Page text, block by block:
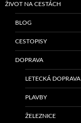
ŽIVOT NA CESTÁCH
BLOG
CESTOPISY
DOPRAVA
LETECKÁ DOPRAVA
PLAVBY
ŽELEZNICE